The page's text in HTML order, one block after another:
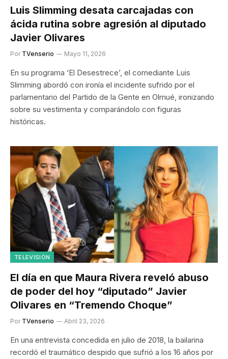
Luis Slimming desata carcajadas con
ácida rutina sobre agresión al diputado
Javier Olivares
Por TVenserio Mayo 11, 2026
En su programa ‘El Desestrece’, el comediante Luis
Slimming abordó con ironía el incidente sufrido por el
parlamentario del Partido de la Gente en Olmué, ironizando
sobre su vestimenta y comparándolo con figuras
históricas.
TELEVISIÓN
El día en que Maura Rivera reveló abuso
de poder del hoy “diputado” Javier
Olivares en “Tremendo Choque”
Por TVenserio Abril 23, 2026
En una entrevista concedida en julio de 2018, la bailarina
recordó el traumático despido que sufrió a los 16 años por